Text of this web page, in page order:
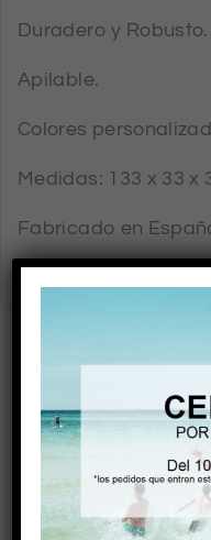
Duradero y Robusto.
Apilable.
Colores
Medidas: 133 x 33 x
Fabricado en